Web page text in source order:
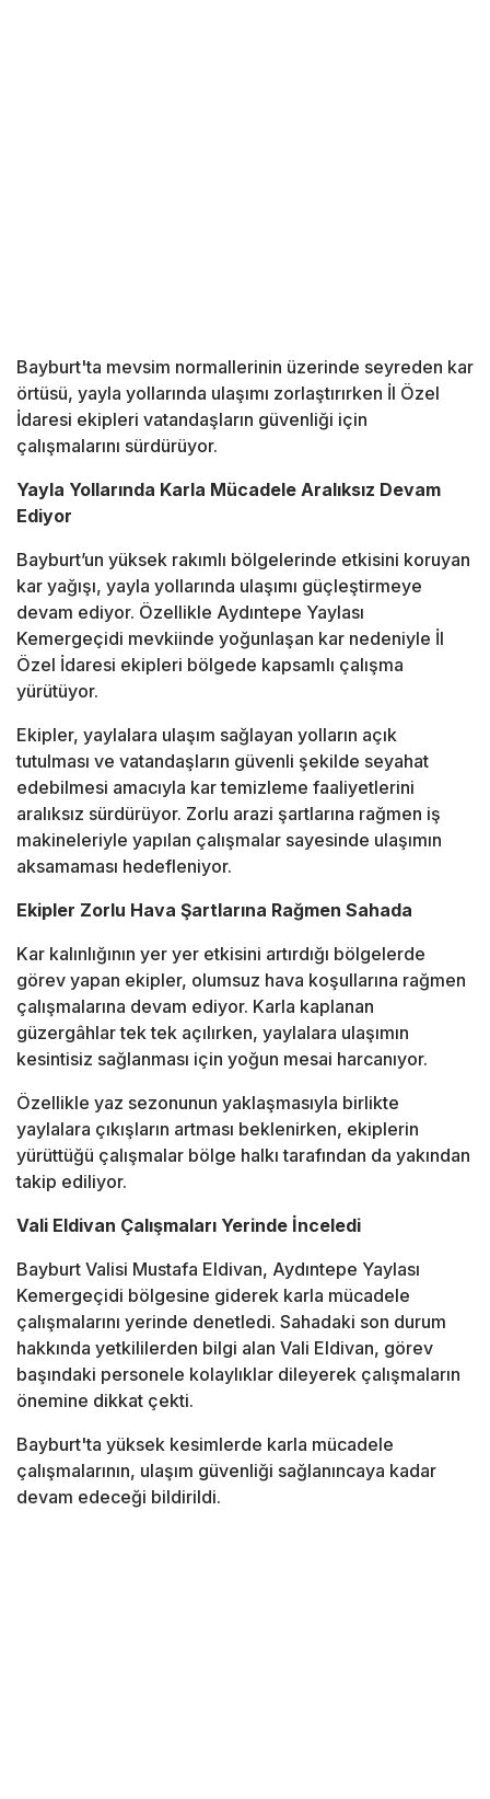
Bayburt'ta mevsim normallerinin üzerinde seyreden kar
örtüsü, yayla yollarında ulaşımı zorlaştırırken İl Özel
İdaresi ekipleri vatandaşların güvenliği için
çalışmalarını sürdürüyor.
Yayla Yollarında Karla Mücadele Aralıksız Devam
Ediyor
Bayburt’un yüksek rakımlı bölgelerinde etkisini koruyan
kar yağışı, yayla yollarında ulaşımı güçleştirmeye
devam ediyor. Özellikle Aydıntepe Yaylası
Kemergeçidi mevkiinde yoğunlaşan kar nedeniyle İl
Özel İdaresi ekipleri bölgede kapsamlı çalışma
yürütüyor.
Ekipler, yaylalara ulaşım sağlayan yolların açık
tutulması ve vatandaşların güvenli şekilde seyahat
edebilmesi amacıyla kar temizleme faaliyetlerini
aralıksız sürdürüyor. Zorlu arazi şartlarına rağmen iş
makineleriyle yapılan çalışmalar sayesinde ulaşımın
aksamaması hedefleniyor.
Ekipler Zorlu Hava Şartlarına Rağmen Sahada
Kar kalınlığının yer yer etkisini artırdığı bölgelerde
görev yapan ekipler, olumsuz hava koşullarına rağmen
çalışmalarına devam ediyor. Karla kaplanan
güzergâhlar tek tek açılırken, yaylalara ulaşımın
kesintisiz sağlanması için yoğun mesai harcanıyor.
Özellikle yaz sezonunun yaklaşmasıyla birlikte
yaylalara çıkışların artması beklenirken, ekiplerin
yürüttüğü çalışmalar bölge halkı tarafından da yakından
takip ediliyor.
Vali Eldivan Çalışmaları Yerinde İnceledi
Bayburt Valisi Mustafa Eldivan, Aydıntepe Yaylası
Kemergeçidi bölgesine giderek karla mücadele
çalışmalarını yerinde denetledi. Sahadaki son durum
hakkında yetkililerden bilgi alan Vali Eldivan, görev
başındaki personele kolaylıklar dileyerek çalışmaların
önemine dikkat çekti.
Bayburt'ta yüksek kesimlerde karla mücadele
çalışmalarının, ulaşım güvenliği sağlanıncaya kadar
devam edeceği bildirildi.